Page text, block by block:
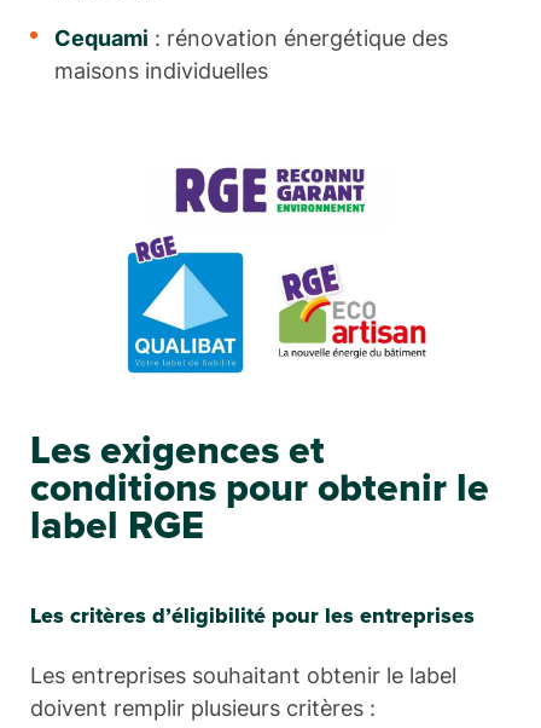
Cequami : rénovation énergétique des
maisons individuelles
Les exigences et
conditions pour obtenir le
label RGE
Les critères d’éligibilité pour les entreprises
Les entreprises souhaitant obtenir le label
doivent remplir plusieurs critères :